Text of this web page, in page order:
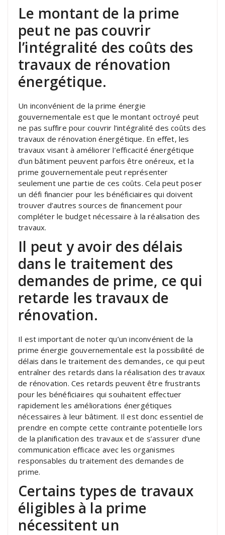
Le montant de la prime
peut ne pas couvrir
l’intégralité des coûts des
travaux de rénovation
énergétique.
Un inconvénient de la prime énergie
gouvernementale est que le montant octroyé peut
ne pas suffire pour couvrir l’intégralité des coûts des
travaux de rénovation énergétique. En effet, les
travaux visant à améliorer l’efficacité énergétique
d’un bâtiment peuvent parfois être onéreux, et la
prime gouvernementale peut représenter
seulement une partie de ces coûts. Cela peut poser
un défi financier pour les bénéficiaires qui doivent
trouver d’autres sources de financement pour
compléter le budget nécessaire à la réalisation des
travaux.
Il peut y avoir des délais
dans le traitement des
demandes de prime, ce qui
retarde les travaux de
rénovation.
Il est important de noter qu’un inconvénient de la
prime énergie gouvernementale est la possibilité de
délais dans le traitement des demandes, ce qui peut
entraîner des retards dans la réalisation des travaux
de rénovation. Ces retards peuvent être frustrants
pour les bénéficiaires qui souhaitent effectuer
rapidement les améliorations énergétiques
nécessaires à leur bâtiment. Il est donc essentiel de
prendre en compte cette contrainte potentielle lors
de la planification des travaux et de s’assurer d’une
communication efficace avec les organismes
responsables du traitement des demandes de
prime.
Certains types de travaux
éligibles à la prime
nécessitent un